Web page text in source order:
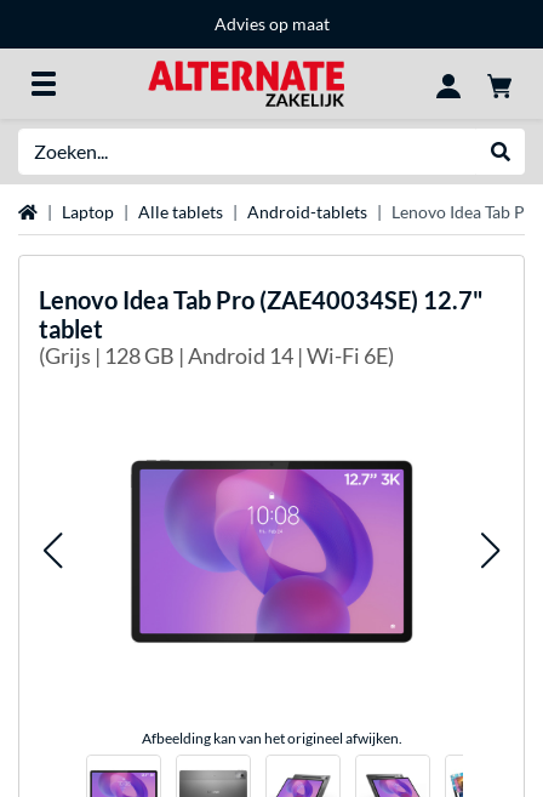
Advies op maat
Home Laptop Alle tablets Android-tablets Lenovo Idea Tab
Lenovo Idea Tab Pro (ZAE40034SE) 12.7"
tablet
(Grijs | 128 GB | Android 14 | Wi-Fi 6E)
Afbeelding kan van het origineel afwijken.